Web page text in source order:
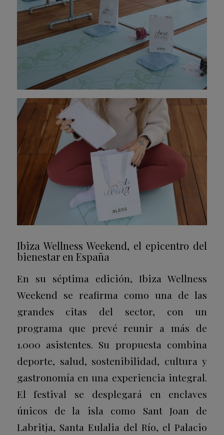
Ibiza Wellness Weekend, el epicentro del
bienestar en España
En su séptima edición, Ibiza Wellness
Weekend se reafirma como una de las
grandes citas del sector, con un
programa que prevé reunir a más de
1.000 asistentes. Su propuesta combina
deporte, salud, sostenibilidad, cultura y
gastronomía en una experiencia integral.
El festival se desplegará en enclaves
únicos de la isla como Sant Joan de
Labritja, Santa Eulalia del Río, elPalacio